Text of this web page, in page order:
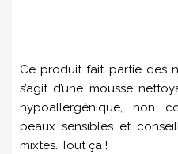
Ce produit fait partie des
s’agit d’une mousse
hypoallergénique, non
peaux sensibles et
mixtes. Tout ça !